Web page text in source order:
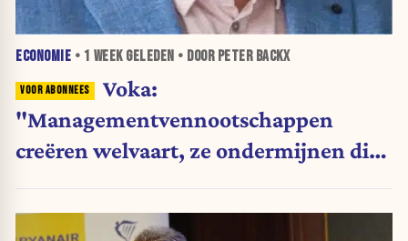
ECONOMIE • 1 WEEKGELEDEN • DOOR PETER BACKX
Voka:
"Managementvennootschappen
creëren welvaart, ze ondermijnen die